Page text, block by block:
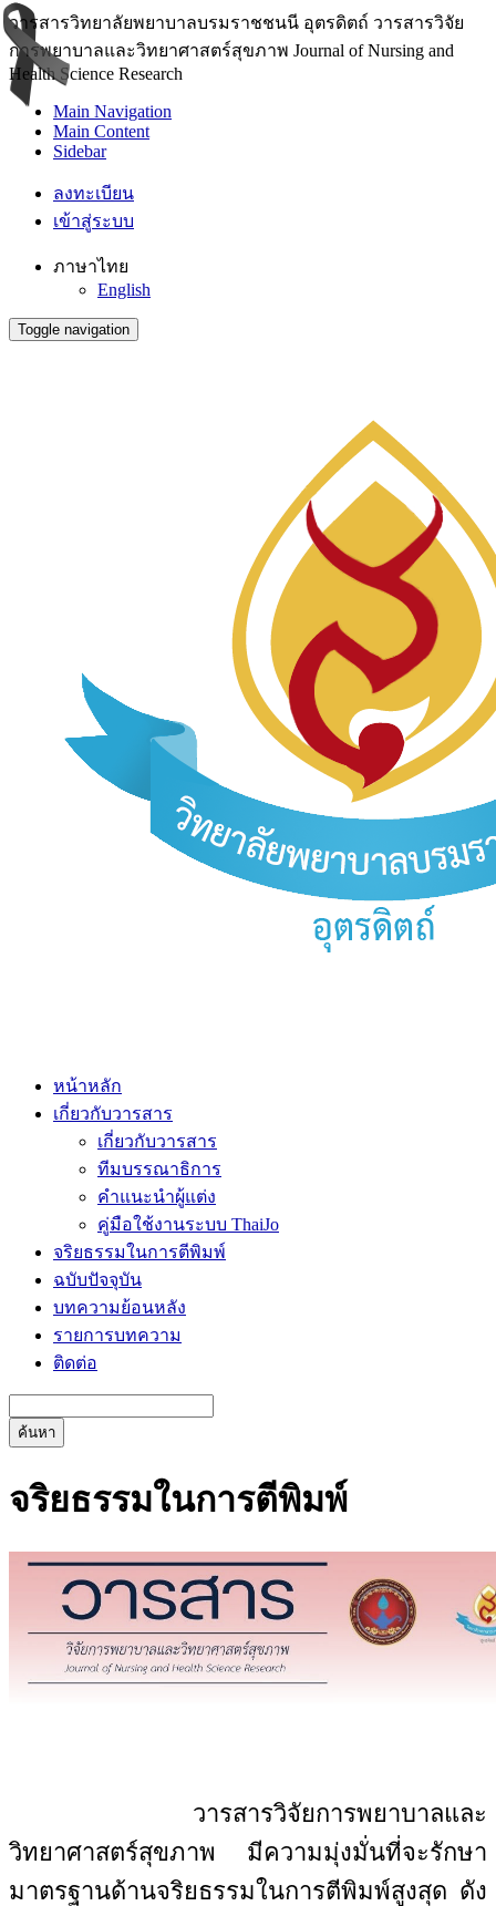
วารสารวิทยาลัยพยาบาลบรมราชชนนี อุตรดิตถ์ วารสารวิจัย
การพยาบาลและวิทยาศาสตร์สุขภาพ Journal of Nursing and
Health Science Research
Main Navigation
Main Content
Sidebar
ลงทะเบียน
เข้าสู่ระบบ
ภาษาไทย
English
Toggle navigation
หน้าหลัก
เกี่ยวกับวารสาร
เกี่ยวกับวารสาร
ทีมบรรณาธิการ
คำแนะนำผู้แต่ง
คู่มือใช้งานระบบ ThaiJo
จริยธรรมในการตีพิมพ์
ฉบับปัจจุบัน
บทความย้อนหลัง
รายการบทความ
ติดต่อ
ค้นหา
จริยธรรมในการตีพิมพ์
วารสารวิจัยการพยาบาลและ
วิทยาศาสตร์สุขภาพ มีความมุ่งมั่นที่จะรักษา
มาตรฐานด้านจริยธรรมในการตีพิมพ์สูงสุด ดัง